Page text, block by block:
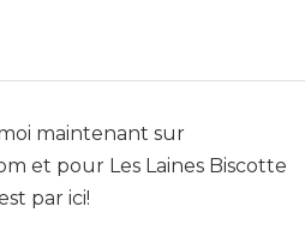
maintenant sur
et pour Les Laines Biscotte
par ici!